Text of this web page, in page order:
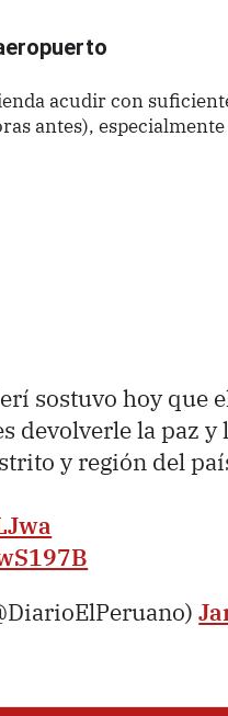
acudir con
antes),
sostuvo hoy que
devolverle la paz y
y región del